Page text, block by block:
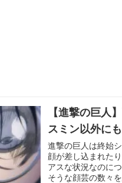
【進撃の巨人
スミン以外に
進撃の巨人は終始
顔が差し込まれた
アスな状況なのに
そうな顔芸の数々